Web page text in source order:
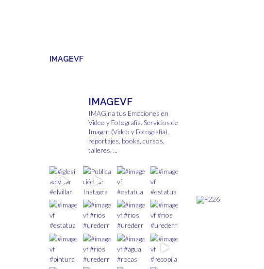
IMAGEVF
IMAGEVF
IMAGina tus Emociones en
Video y Fotografía. Servicios de
Imagen (Video y Fotografía),
reportajes, books, cursos,
talleres, ...